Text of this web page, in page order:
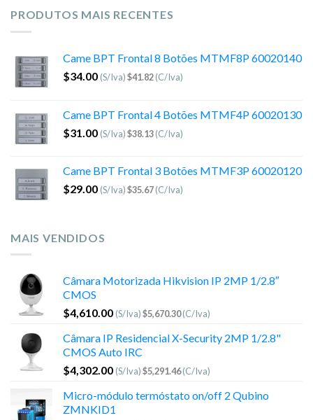
PRODUTOS MAIS RECENTES
Came BPT Frontal 8 Botões MTMF8P 60020140
$34.00 (S/Iva)$41.82(C/Iva)
Came BPT Frontal 4 Botões MTMF4P 60020130
$31.00 (S/Iva)$38.13(C/Iva)
Came BPT Frontal 3 Botões MTMF3P 60020120
$29.00 (S/Iva)$35.67(C/Iva)
MAIS VENDIDOS
Câmara Motorizada Hikvision IP 2MP 1/2.8″
CMOS
$4,610.00 (S/Iva)$5,670.30(C/Iva)
Câmara IP Residencial X-Security 2MP 1/2.8"
CMOS Auto IRC
$4,302.00 (S/Iva)$5,291.46(C/Iva)
Micro-módulo termóstato on/off 2 Qubino
ZMNKID1